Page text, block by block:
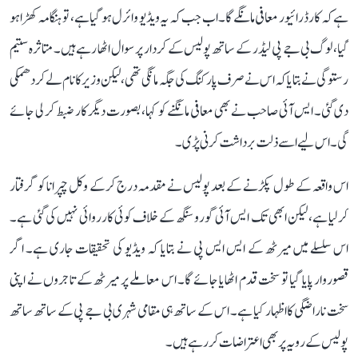
ہے کہ کار ڈرائیور معافی مانگے گا۔ اب جب کہ یہ ویڈیو وائرل ہو گیا ہے، تو ہنگامہ کھڑا ہو
گیا، لوگ بی جے پی لیڈر کے ساتھ پولیس کے کردار پر سوال اٹھا رہے ہیں۔ متاثرہ ستیم
رستوگی نے بتایا کہ اس نے صرف پارکنگ کی جگہ مانگی تھی، لیکن وزیر کا نام لے کر دھمکی
دی گئی۔ ایس آئی صاحب نے بھی معافی مانگنے کو کہا، بصورت دیگر کار ضبط کر لی جائے
گی۔ اس لیے اسے ذلت برداشت کرنی پڑی۔
اس واقعہ کے طول پکڑنے کے بعد پولیس نے مقدمہ درج کرکے وکل چپرانا کو گرفتار
کرلیا ہے، لیکن ابھی تک ایس آئی گورو سنگھ کے خلاف کوئی کارروائی نہیں کی گئی ہے۔
اس سلسلے میں میرٹھ کے ایس ایس پی نے بتایا کہ ویڈیو کی تحقیقات جاری ہے۔ اگر
قصوروار پایا گیا تو سخت قدم اٹھایا جائے گا۔ اس معاملے پر میرٹھ کے تاجروں نے اپنی
سخت ناراضگی کا اظہار کیا ہے۔ اس کے ساتھ ہی مقامی شہری بی جے پی کے ساتھ ساتھ
پولیس کے رویہ پر بھی اعتراضات کر رہے ہیں۔